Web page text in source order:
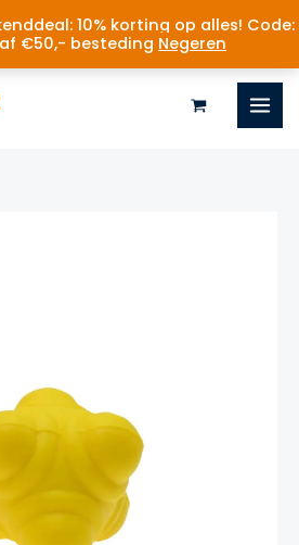
10% korting op alles! Code:
€50,- besteding Negeren